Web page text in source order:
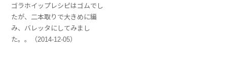
ゴラホイップレシピはゴムでし
たが、二本取りで大きめに編
み、バレッタにしてみまし
た。。（2014-12-05）